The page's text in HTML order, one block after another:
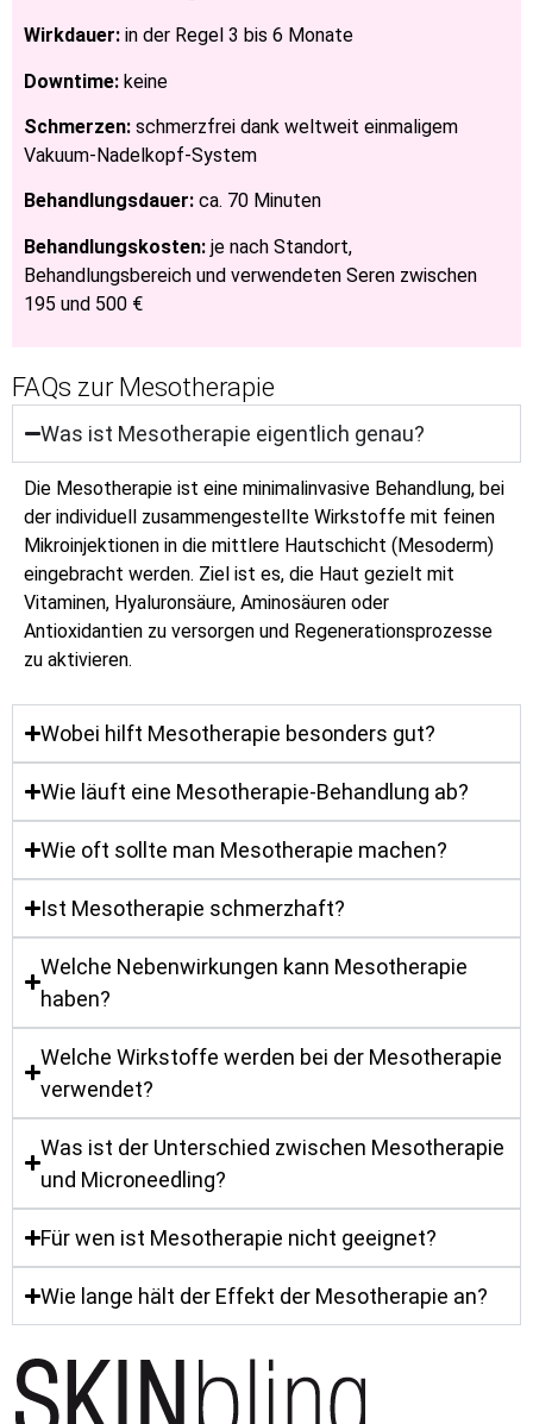
Wirkdauer: in der Regel 3 bis 6 Monate
Downtime: keine
Schmerzen: schmerzfrei dank weltweit einmaligem
Vakuum-Nadelkopf-System
Behandlungsdauer: ca. 70 Minuten
Behandlungskosten: je nach Standort,
Behandlungsbereich und verwendeten Seren zwischen
195 und 500 €
FAQs zur Mesotherapie
Was ist Mesotherapie eigentlich genau?
Die Mesotherapie ist eine minimalinvasive Behandlung, bei
der individuell zusammengestellte Wirkstoffe mit feinen
Mikroinjektionen in die mittlere Hautschicht (Mesoderm)
eingebracht werden. Ziel ist es, die Haut gezielt mit
Vitaminen, Hyaluronsäure, Aminosäuren oder
Antioxidantien zu versorgen und Regenerationsprozesse
zu aktivieren.
Wobei hilft Mesotherapie besonders gut?
Wie läuft eine Mesotherapie-Behandlung ab?
Wie oft sollte man Mesotherapie machen?
Ist Mesotherapie schmerzhaft?
Welche Nebenwirkungen kann Mesotherapie
haben?
Welche Wirkstoffe werden bei der Mesotherapie
verwendet?
Was ist der Unterschied zwischen Mesotherapie
und Microneedling?
Für wen ist Mesotherapie nicht geeignet?
Wie lange hält der Effekt der Mesotherapie an?